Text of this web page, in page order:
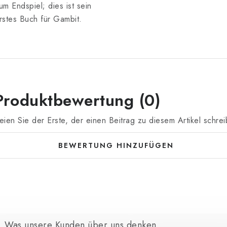
Endspiel; dies ist sein
Buch für Gambit.
(0)
Sie der Erste, der einen Beitrag zu diesem Artikel
BEWERTUNG HINZUFÜGEN